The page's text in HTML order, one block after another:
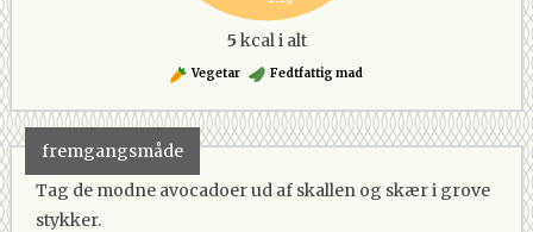
5 kcal i alt
Vegetar Fedtfattig mad
fremgangsmåde
Tag de modne avocadoer ud af skallen og skær i grove
stykker.